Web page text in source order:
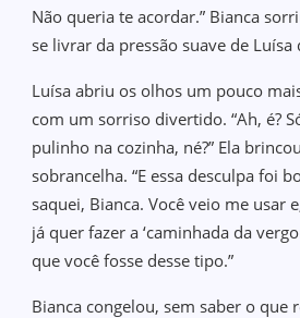
Não queria te acordar.” Bianca
se livrar da pressão suave de
Luísa abriu os olhos um pouco
com um sorriso divertido. “Ah, é?
pulinho na cozinha, né?” Ela
sobrancelha. “E essa desculpa foi
saquei, Bianca. Você veio me usar
já quer fazer a ‘caminhada da
que você fosse desse tipo.”
Bianca congelou, sem saber o que